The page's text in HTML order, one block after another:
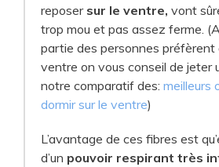
reposer sur le ventre, vont
trop mou et pas assez ferme.
partie des personnes préfèrent
ventre on vous conseil de jeter
notre comparatif des: meilleurs
dormir sur le ventre)
L’avantage de ces fibres est
d’un pouvoir respirant très